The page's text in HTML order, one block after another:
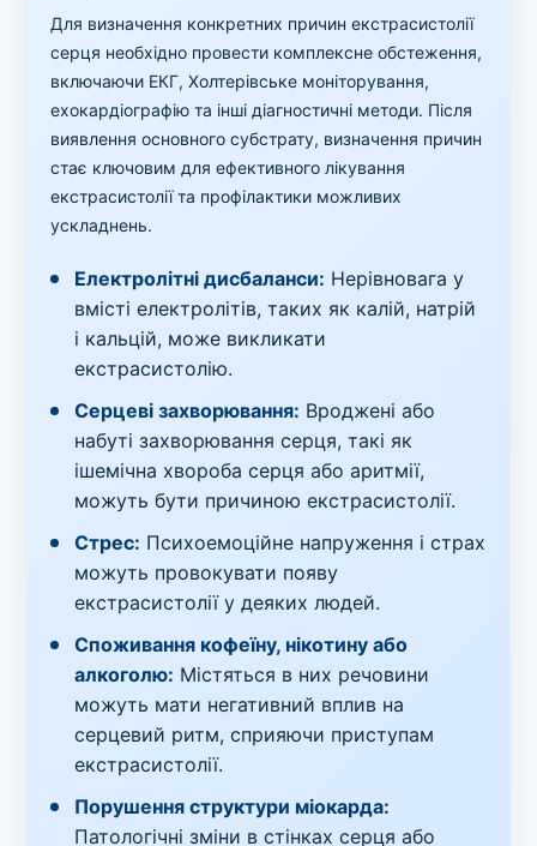
Для визначення конкретних причин екстрасистолії
серця необхідно провести комплексне обстеження,
включаючи ЕКГ, Холтерівське моніторування,
ехокардіографію та інші діагностичні методи. Після
виявлення основного субстрату, визначення причин
стає ключовим для ефективного лікування
екстрасистолії та профілактики можливих
ускладнень.
Електролітні дисбаланси: Нерівновага у
вмісті електролітів, таких як калій, натрій
і кальцій, може викликати
екстрасистолію.
Серцеві захворювання: Вроджені або
набуті захворювання серця, такі як
ішемічна хвороба серця або аритмії,
можуть бути причиною екстрасистолії.
Стрес: Психоемоційне напруження і страх
можуть провокувати появу
екстрасистолії у деяких людей.
Споживання кофеїну, нікотину або
алкоголю: Містяться в них речовини
можуть мати негативний вплив на
серцевий ритм, сприяючи приступам
екстрасистолії.
Порушення структури міокарда:
Патологічні зміни в стінках серця або